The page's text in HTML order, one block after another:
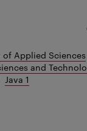
Applied Sciences
and
Java 1